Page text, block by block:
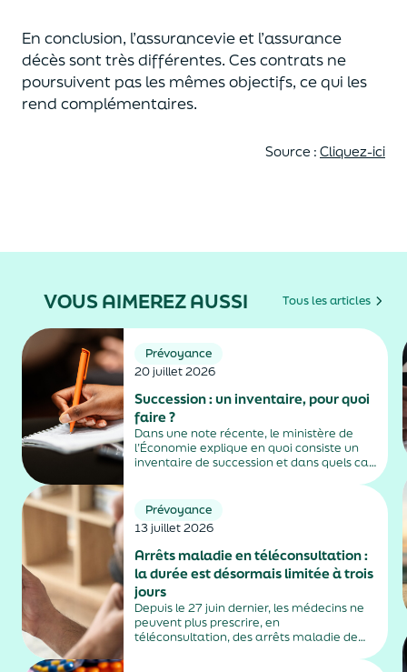
En conclusion, l’assurancevie et l’assurance
décès sont très différentes. Ces contrats ne
poursuivent pas les mêmes objectifs, ce qui les
rend complémentaires.
Source : Cliquez-ici
VOUS AIMEREZ AUSSI Tous les articles
Prévoyance
20 juillet 2026
Succession : un inventaire, pour quoi
faire ?
Dans une note récente, le ministère de
l’Économie explique en quoi consiste un
inventaire de succession et dans quels cas
Prévoyance
13 juillet 2026
Arrêts maladie en téléconsultation :
la durée est désormais limitée à trois
jours
Depuis le 27 juin dernier, les médecins ne
peuvent plus prescrire, en
téléconsultation, des arrêts maladie de